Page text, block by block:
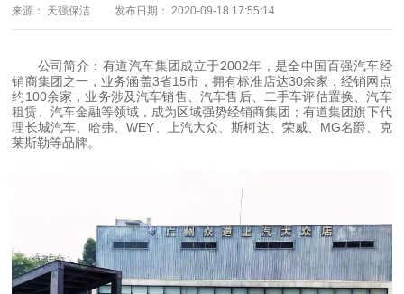
来源： 天强保洁 发布日期： 2020-09-18 17:55:14
公司简介：有道汽车集团成立于2002年，是全中国百强汽车经
销商集团之一，业务涵盖3省15市，拥有标准店达30余家，经销网点
约100余家，业务涉及汽车销售、汽车售后、二手车评估置换、汽车
租赁、汽车金融等领域，成为区域强势经销商集团；有道集团旗下代
理长城汽车、哈弗、WEY、上汽大众、斯柯达、荣威、MG名爵、克
莱斯勒等品牌。